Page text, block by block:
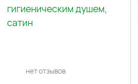
нет отзывов